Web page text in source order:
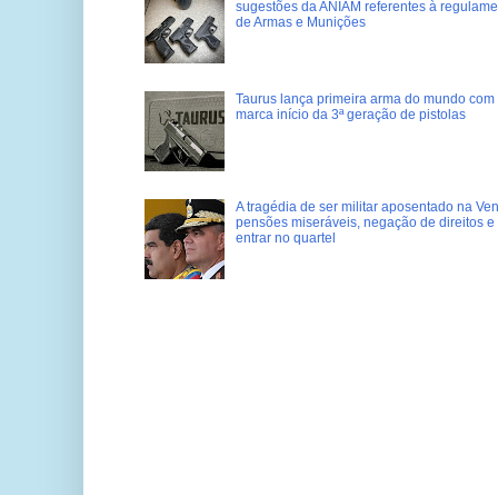
sugestões da ANIAM referentes à
de Armas e Munições
Taurus lança primeira arma do mundo
marca início da 3ª geração de pistolas
A tragédia de ser militar aposentado na
pensões miseráveis, negação de direitos
entrar no quartel